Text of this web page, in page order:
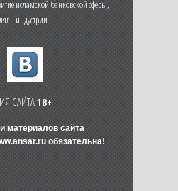
исламской банковской сферы,
индустрии.
САЙТА18+
материалов сайта
обязательна!